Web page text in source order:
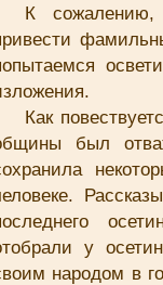
К сожалению,
Как
был
у
народом в